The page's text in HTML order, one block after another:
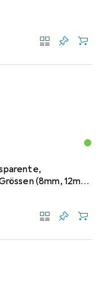
(8mm, 12mm,